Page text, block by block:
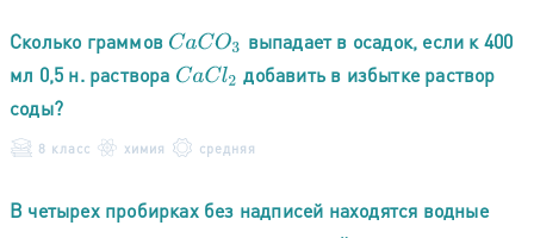
Сколько граммов CaCO3
выпадает в осадок, если к 400
мл 0,5 н. раствора CaCl2
добавить в избытке раствор
соды?
8 класс химия средняя
В четырех пробирках без надписей находятся водные